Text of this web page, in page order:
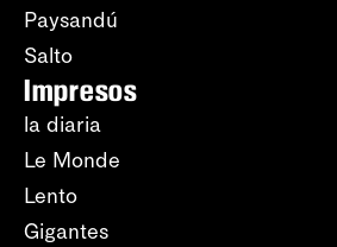
Paysandú
Salto
Impresos
la diaria
Le Monde
Lento
Gigantes